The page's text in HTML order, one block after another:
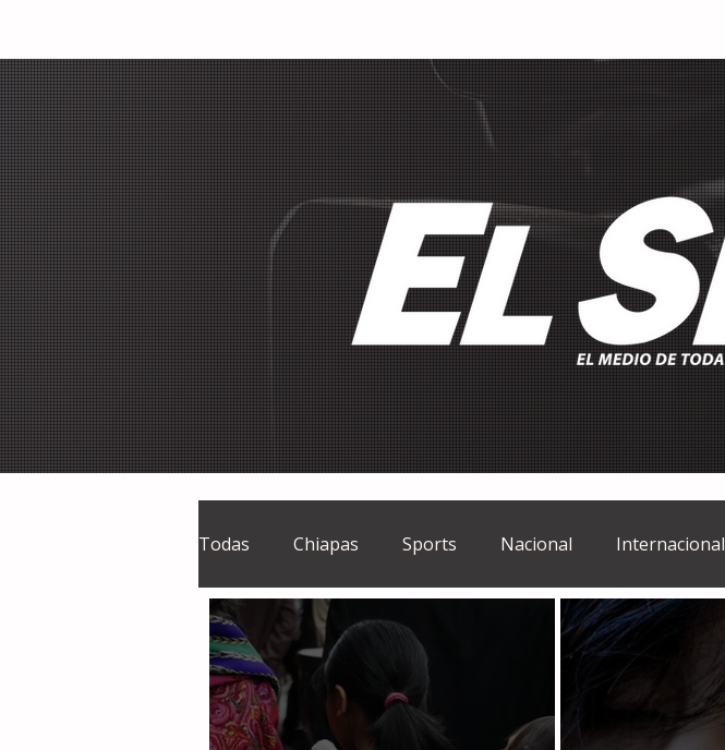
Todas Chiapas Sports Nacional Internacional
El Sie7e Temas Centrales Estilo de vida
Grupo Financiero Continental